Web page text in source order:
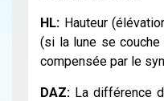
HL: Hauteur
(si la lune se
compensée par le
DAZ: La différence